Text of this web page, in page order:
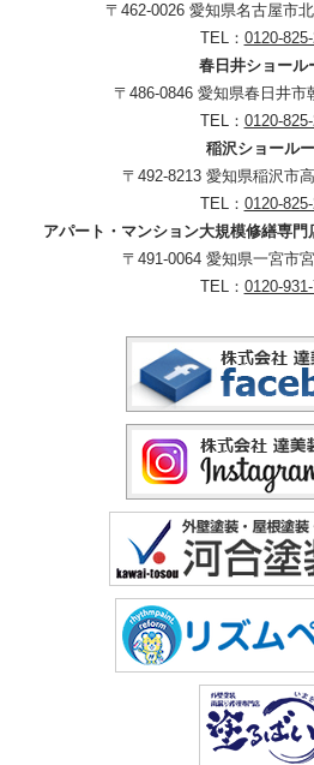
〒462-0026 愛知県名古屋市
TEL： 0120-
春日井ショール
〒486-0846 愛知県春日井市
TEL： 0120-
稲沢ショール
〒492-8213 愛知県稲沢市
TEL： 0120-
アパート・マンション大規模修繕専
〒491-0064 愛知県一宮市
TEL： 0120-